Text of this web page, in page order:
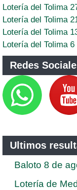
Lotería del Tolima
Lotería del Tolima
Lotería del Tolima
Lotería del Tolima
Redes
Ultimos
Baloto 8 de
Lotería de